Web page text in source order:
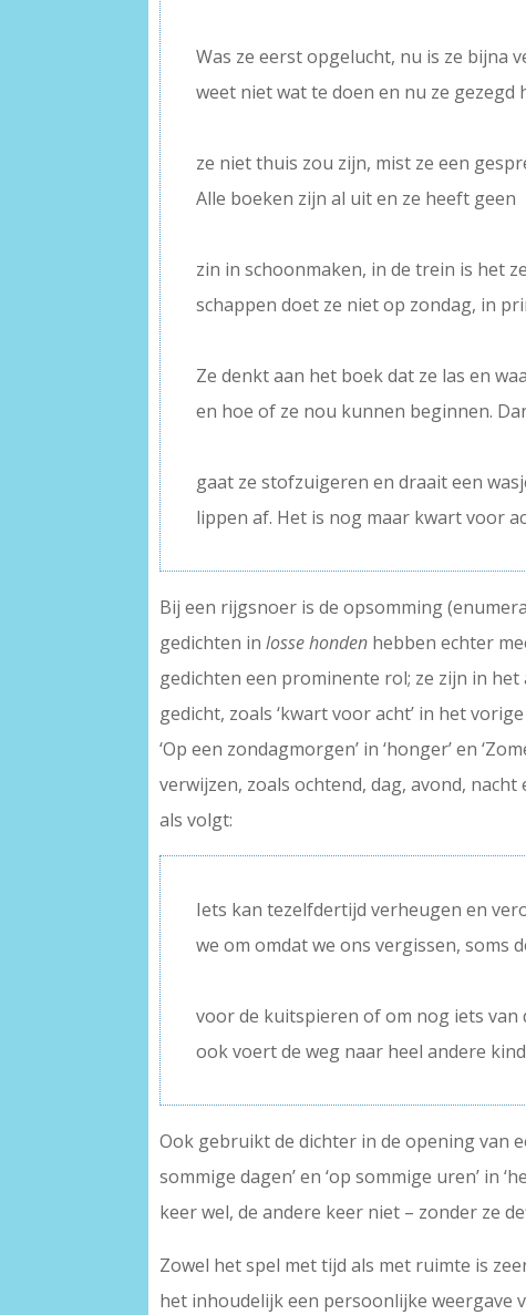
Was ze eerst opgelucht, nu is ze bijna
weet niet wat te doen en nu ze gezegd
ze niet thuis zou zijn, mist ze een
Alle boeken zijn al uit en ze heeft geen
zin in schoonmaken, in de trein is het
schappen doet ze niet op zondag, in
Ze denkt aan het boek dat ze las en
en hoe of ze nou kunnen beginnen.
gaat ze stofzuigeren en draait een
lippen af. Het is nog maar kwart voor
Bij een rijgsnoer is de opsomming
gedichten inlosse honden hebben echter
gedichten een prominente rol; ze zijn in
gedicht, zoals ‘kwart voor acht’ in het
‘Op een zondagmorgen’ in ‘honger’ en
verwijzen, zoals ochtend, dag, avond,
als volgt:
Iets kan tezelfdertijd verheugen en
we om omdat we ons vergissen, soms
voor de kuitspieren of om nog iets van
ook voert de weg naar heel andere
Ook gebruikt de dichter in de opening van
sommige dagen’ en ‘op sommige uren’ in
keer wel, de andere keer niet – zonder ze
Zowel het spel met tijd als met ruimte is
het inhoudelijk een persoonlijke weergave